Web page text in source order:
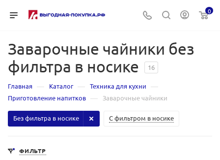
0
Заварочные чайники без
фильтра в носике
16
Главная — Каталог — Техника для кухни —
Приготовление напитков — Заварочные чайники
Без фильтра в носике С фильтром в носике
ФИЛЬТР